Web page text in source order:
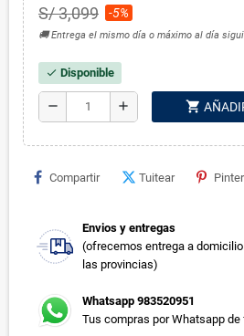
S/ 3,099 -5%
🚚 Entrega el mismo día o máximo al día
check Disponible
remove add shopping_cart
Compartir Tuitear
Envios y entregas
(ofrecemos entrega a
las provincias)
Whatsapp 983520951
Tus compras por Whatsapp